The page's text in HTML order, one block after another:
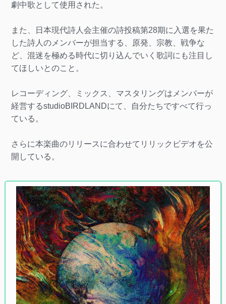
劇中歌として使用された。
また、日本現代詩人会主催の詩投稿第28期に入選を果た
した詩人のメンバーが担当する、原発、宗教、戦争な
ど、混迷を極める時代に切り込んでいく歌詞にも注目し
てほしいとのこと。
レコーディング、ミックス、マスタリングはメンバーが
経営するstudioBIRDLANDにて、自分たちですべて行っ
ている。
さらに本楽曲のリリースに合わせてリリックビデオを公
開している。